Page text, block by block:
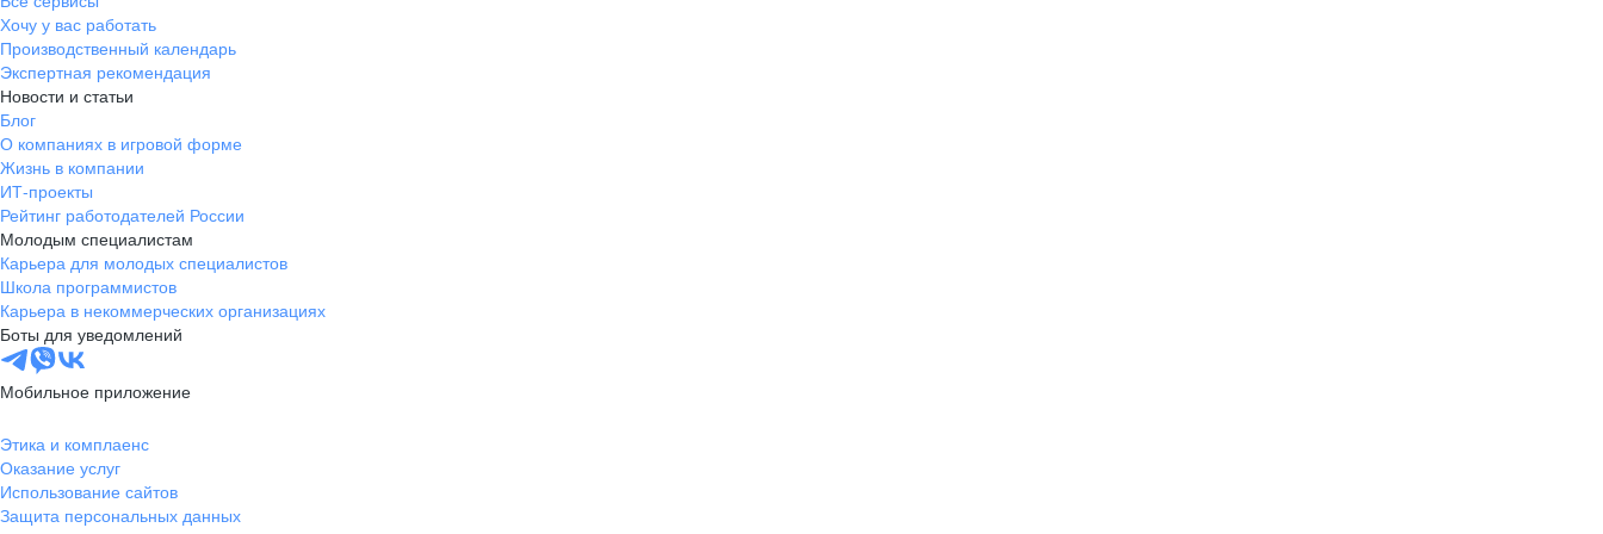
Хочу у вас работать
Производственный календарь
Экспертная рекомендация
Новости и статьи
Блог
О компаниях в игровой форме
Жизнь в компании
ИТ-проекты
Рейтинг работодателей России
Молодым специалистам
Карьера для молодых специалистов
Школа программистов
Карьера в некоммерческих организациях
Боты для уведомлений
Мобильное приложение
Этика и комплаенс
Оказание услуг
Использование сайтов
Защита персональных данных